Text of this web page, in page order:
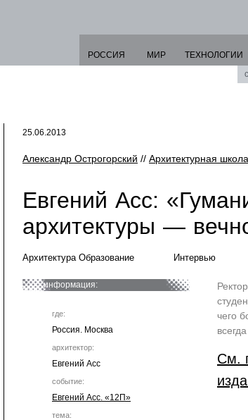
РОССИЯ МИР ТЕХНОЛОГИИ
25.06.2013
Александр Острогорский // Архитектурная
Евгений Асс:
архитектуры —
Архитектура Образование Интервью
информация:
где:
Россия. Москва
архитектор:
Евгений Асс
событие:
Евгений Асс. «12П»
тема:
чего
См.